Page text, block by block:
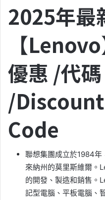
2025年最
【
優惠 /代
/
Code
聯想集團成立於1984年
來納州的莫里斯維爾。
的開發、製造和銷售。
記型電腦、平板電腦、